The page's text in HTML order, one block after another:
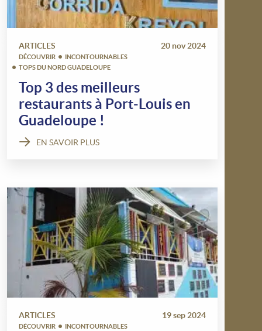
ARTICLES
DÉCOUVRIR
INCONTOURNABLES
TOPS DU NORD GUADELOUPE
20 nov 2024
Top 3 des meilleurs
restaurants à Port-Louis en
Guadeloupe !
EN SAVOIR PLUS
ARTICLES
DÉCOUVRIR INCONTOURNABLES
19 sep 2024